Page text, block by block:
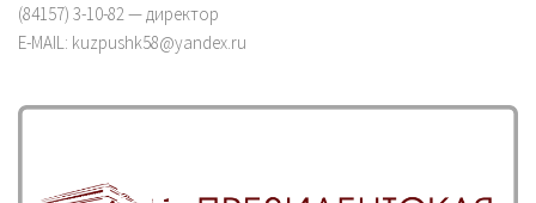
(84157) 3-10-82 — директор
E-MAIL: kuzpushk58@yandex.ru